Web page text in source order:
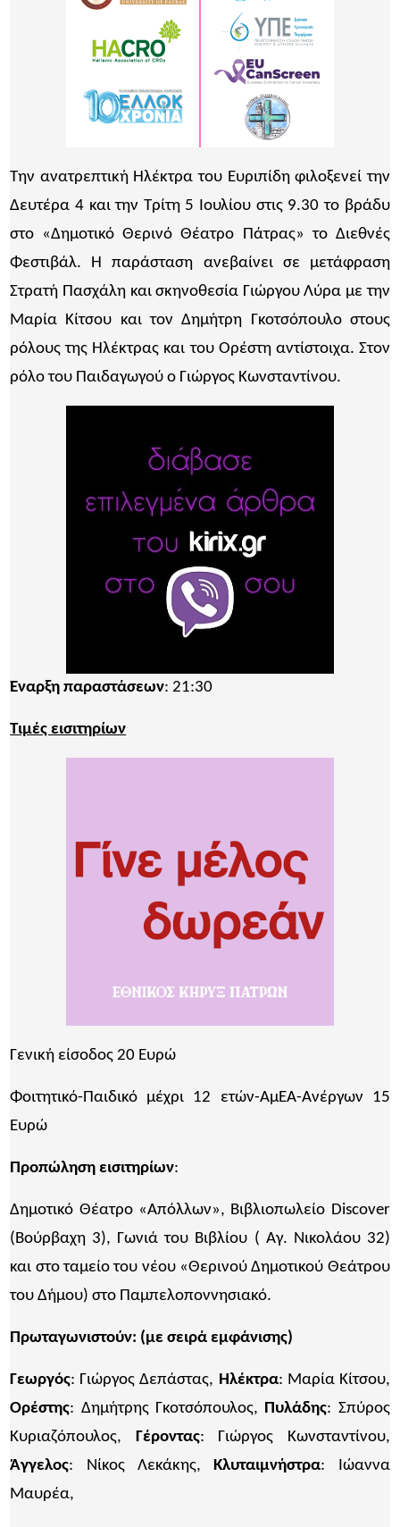
Την ανατρεπτική Ηλέκτρα του Ευριπίδη φιλοξενεί την
Δευτέρα 4 και την Τρίτη 5 Ιουλίου στις 9.30 το βράδυ
στο «Δημοτικό Θερινό Θέατρο Πάτρας» το Διεθνές
Φεστιβάλ. Η παράσταση ανεβαίνει σε μετάφραση
Στρατή Πασχάλη και σκηνοθεσία Γιώργου Λύρα με την
Μαρία Κίτσου και τον Δημήτρη Γκοτσόπουλο στους
ρόλους της Ηλέκτρας και του Ορέστη αντίστοιχα. Στον
ρόλο του Παιδαγωγού ο Γιώργος Κωνσταντίνου.
Έναρξη παραστάσεων: 21:30
Τιμές εισιτηρίων
Γενική είσοδος 20 Ευρώ
Φοιτητικό-Παιδικό μέχρι 12 ετών-ΑμΕΑ-Ανέργων 15
Ευρώ
Προπώληση εισιτηρίων:
Δημοτικό Θέατρο «Απόλλων», Βιβλιοπωλείο Discover
(Βούρβαχη 3), Γωνιά του Βιβλίου ( Αγ. Νικολάου 32)
και στο ταμείο του νέου «Θερινού Δημοτικού Θεάτρου
του Δήμου) στο Παμπελοποννησιακό.
Πρωταγωνιστούν: (με σειρά εμφάνισης)
Γεωργός: Γιώργος Δεπάστας, Ηλέκτρα: Μαρία Κίτσου,
Ορέστης: Δημήτρης Γκοτσόπουλος, Πυλάδης: Σπύρος
Κυριαζόπουλος, Γέροντας: Γιώργος Κωνσταντίνου,
Άγγελος: Νίκος Λεκάκης,Κλυταιμνήστρα: Ιώαννα
Μαυρέα,